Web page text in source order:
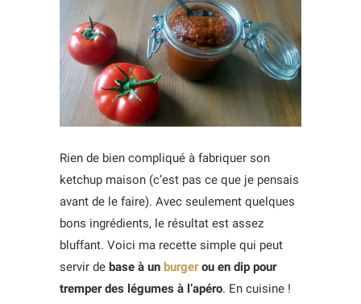
Rien de bien compliqué à fabriquer son
ketchup maison (c’est pas ce que je pensais
avant de le faire). Avec seulement quelques
bons ingrédients, le résultat est assez
bluffant. Voici ma recette simple qui peut
servir de base à un burgerou en dip pour
tremper des légumes à l’apéro. En cuisine !